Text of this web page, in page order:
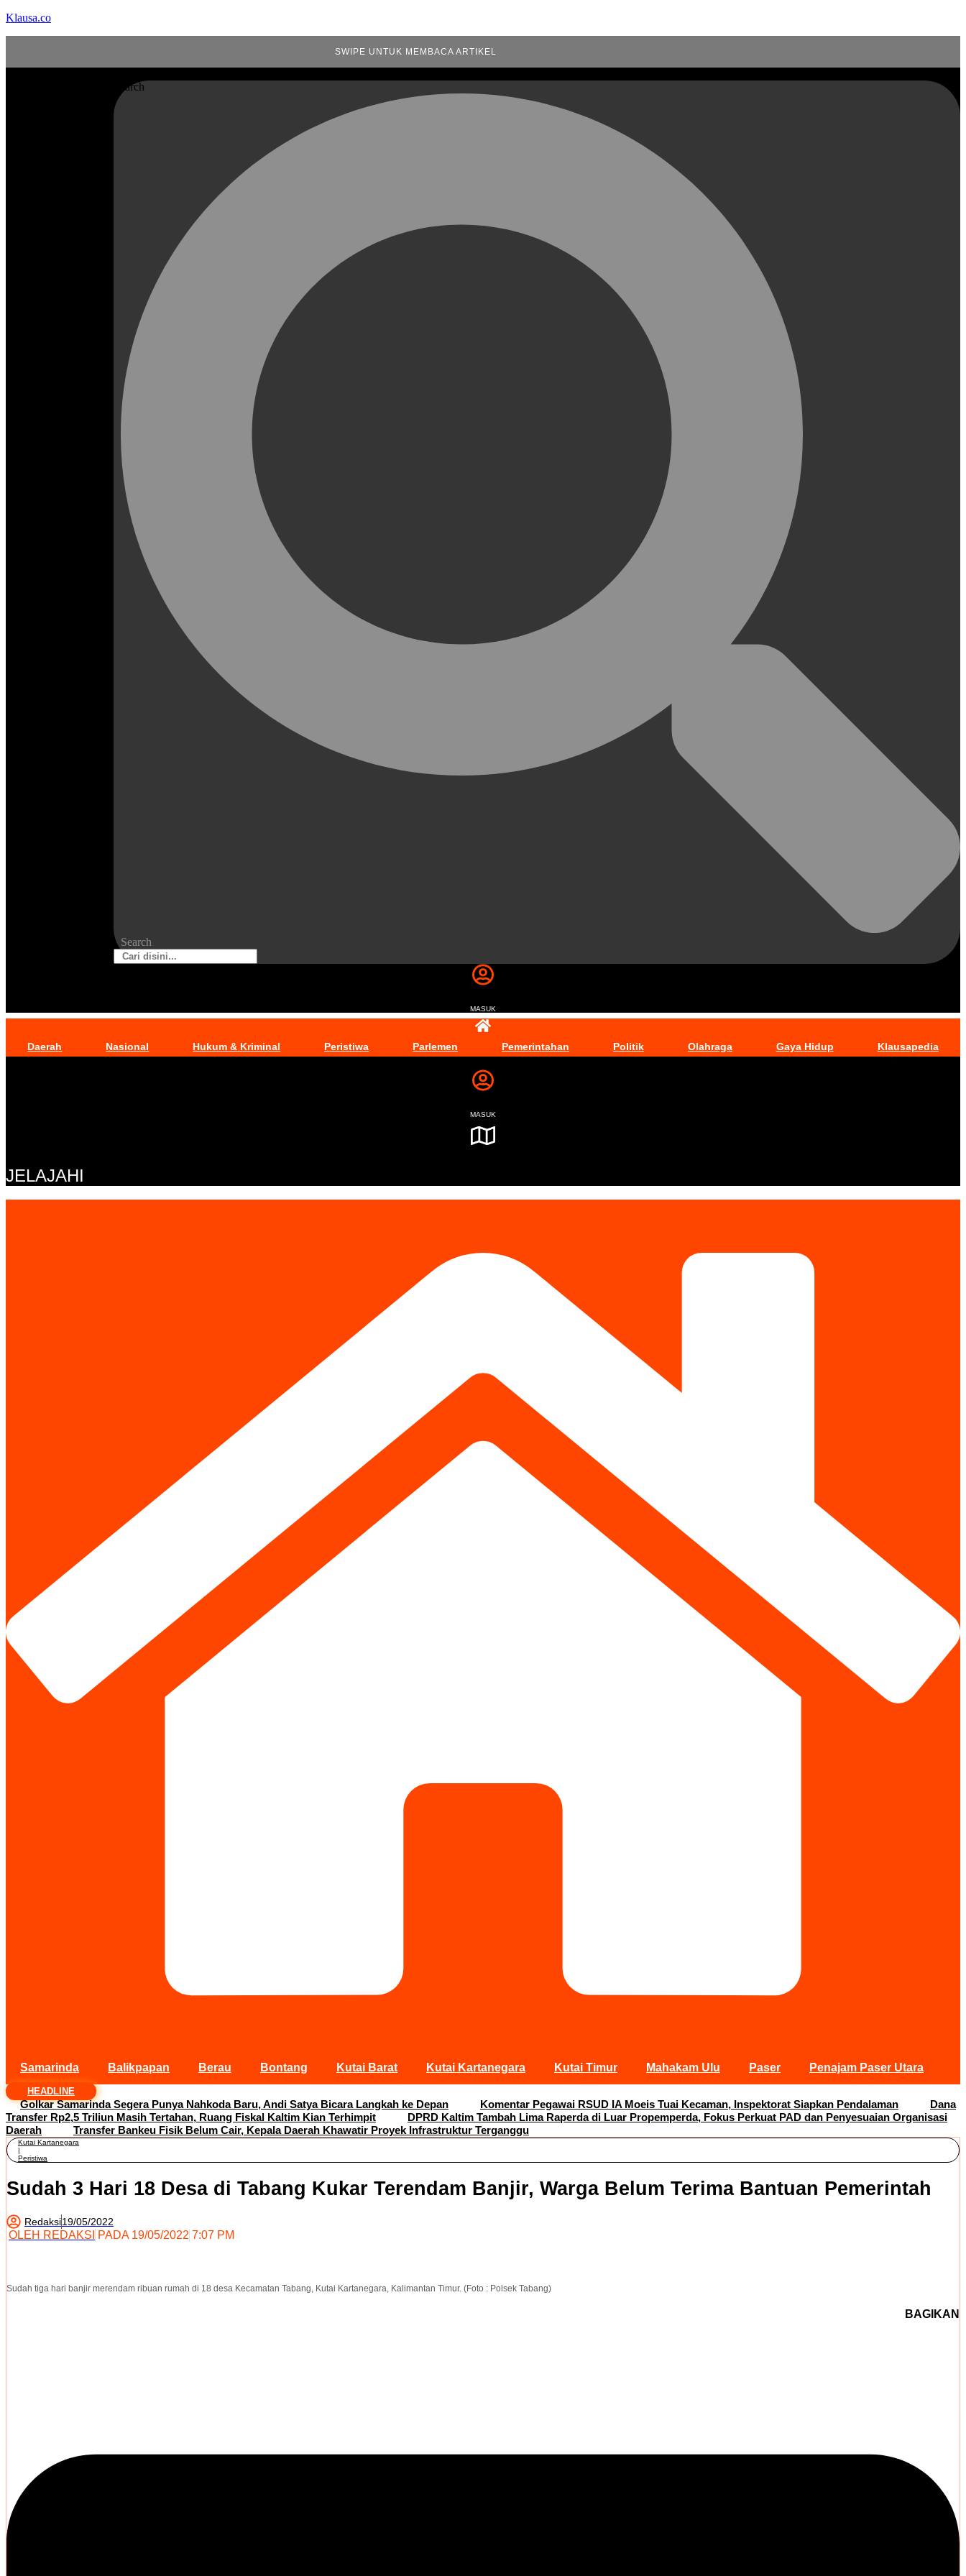
Klausa.co
SWIPE UNTUK MEMBACA ARTIKEL
Search
Search
MASUK
Daerah Nasional Hukum & Kriminal Peristiwa Parlemen Pemerintahan Politik Olahraga Gaya Hidup Klausapedia
MASUK
JELAJAHI
Samarinda Balikpapan Berau Bontang Kutai Barat Kutai Kartanegara Kutai Timur Mahakam Ulu Paser Penajam Paser Utara
HEADLINE
Golkar Samarinda Segera Punya Nahkoda Baru, Andi Satya Bicara Langkah ke Depan Komentar Pegawai RSUD IA Moeis Tuai Kecaman, Inspektorat Siapkan Pendalaman
Dana
Transfer Rp2,5 Triliun Masih Tertahan, Ruang Fiskal Kaltim Kian Terhimpit
DPRD Kaltim Tambah Lima Raperda di Luar Propemperda, Fokus Perkuat PAD dan Penyesuaian Organisasi
Daerah
Transfer Bankeu Fisik Belum Cair, Kepala Daerah Khawatir Proyek Infrastruktur Terganggu
Kutai Kartanegara
|
Peristiwa
Sudah 3 Hari 18 Desa di Tabang Kukar Terendam Banjir, Warga Belum Terima Bantuan Pemerintah
Redaksi19/05/2022
OLEH REDAKSI PADA 19/05/2022 7:07 PM
Sudah tiga hari banjir merendam ribuan rumah di 18 desa Kecamatan Tabang, Kutai Kartanegara, Kalimantan Timur. (Foto : Polsek Tabang)
BAGIKAN